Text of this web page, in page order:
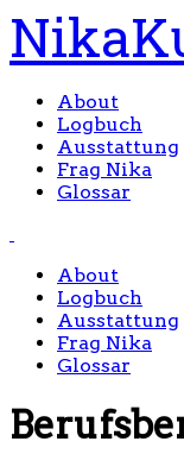
About
Logbuch
Ausstattung
Frag Nika
Glossar
About
Logbuch
Ausstattung
Frag Nika
Glossar